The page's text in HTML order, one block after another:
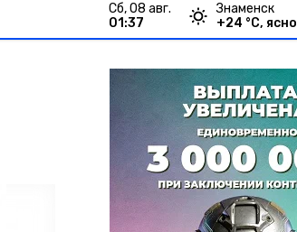
сб, 08 авг.
01:37
Знаменск
+24 °С, ясно